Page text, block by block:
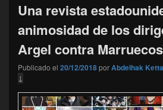
Una revista
animosidad de los
Argel contra Marruecos
Publicado el 20/12/2018porAbdelhak
↓